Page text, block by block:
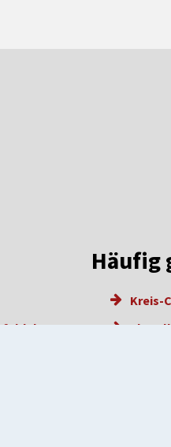
Häufig
Kreis-